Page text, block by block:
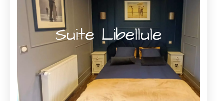
Suite Libellule